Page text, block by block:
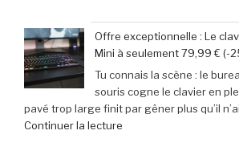
:
succès
phénoménal
grâce
à
une
Gaming
:
‘Street
Fighter
6’
explose
Offre exceptionnelle : Le
Mini à seulement 79,99 € (-
Tu connais la scène : le
souris cogne le clavier en
pavé trop large finit par gêner plus qu’il
Continuer la lecture